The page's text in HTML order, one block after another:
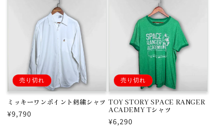
売り切れ
ミッキーワンポイント刺繍シャツ
通
¥9,790
売り切れ
TOY STORY SPACE RANGER
ACADEMY Tシャツ
通
¥6,290